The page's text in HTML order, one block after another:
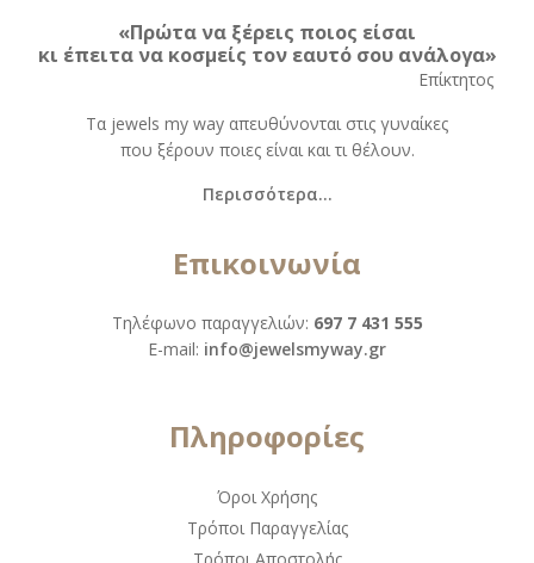
«Πρώτα να ξέρεις ποιος είσαι
κι έπειτα να κοσμείς τον εαυτό σου ανάλογα»
Eπίκτητος
Τα jewels my way απευθύνονται στις γυναίκες
που ξέρουν ποιες είναι και τι θέλουν.
Περισσότερα...
Επικοινωνία
Τηλέφωνο παραγγελιών: 697 7 431 555
Ε-mail: info@jewelsmyway.gr
Πληροφορίες
Όροι Χρήσης
Τρόποι Παραγγελίας
Τρόποι Αποστολής